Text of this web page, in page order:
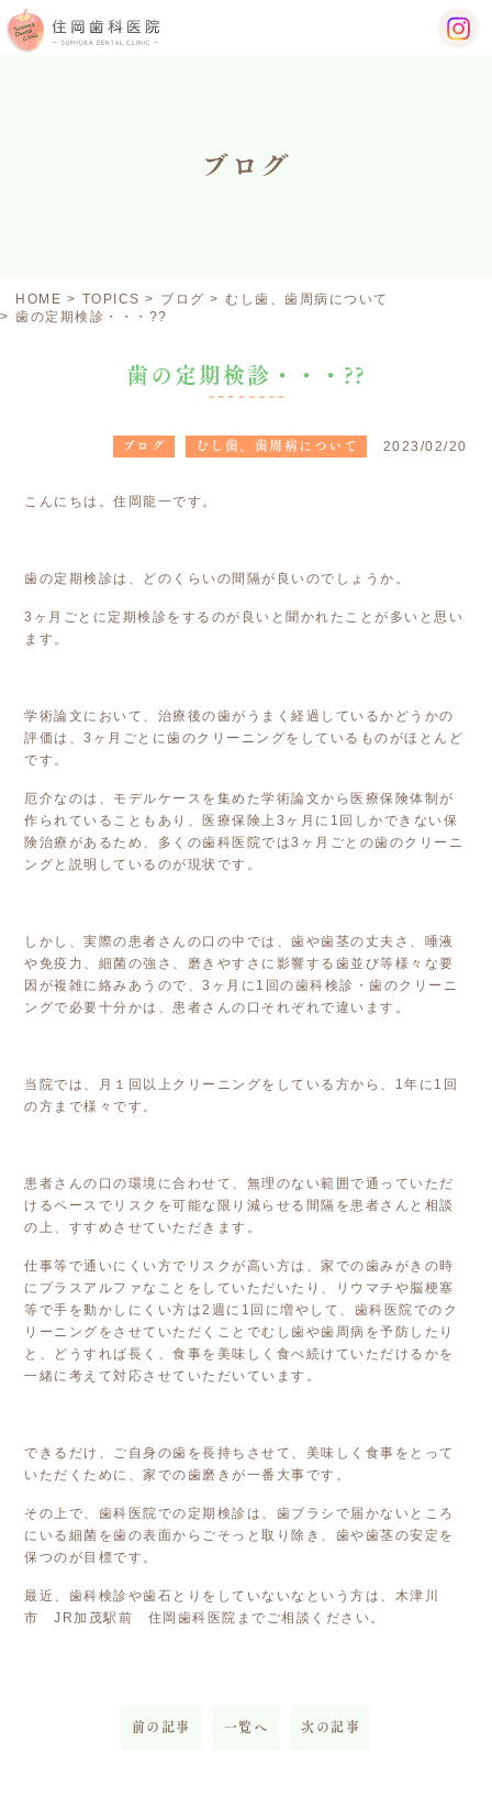
ブログ
HOME TOPICS ブログ
むし歯、歯周病について
歯の定期検診・・・??
歯の定期検診・・・??
ブログ むし歯、歯周病について 2023/02/20
こんにちは。住岡龍一です。
歯の定期検診は、どのくらいの間隔が良いのでしょうか。
3ヶ月ごとに定期検診をするのが良いと聞かれたことが多いと思い
ます。
学術論文において、治療後の歯がうまく経過しているかどうかの
評価は、3ヶ月ごとに歯のクリーニングをしているものがほとんど
です。
厄介なのは、モデルケースを集めた学術論文から医療保険体制が
作られていることもあり、医療保険上3ヶ月に1回しかできない保
険治療があるため、多くの歯科医院では3ヶ月ごとの歯のクリーニ
ングと説明しているのが現状です。
しかし、実際の患者さんの口の中では、歯や歯茎の丈夫さ、唾液
や免疫力、細菌の強さ、磨きやすさに影響する歯並び等様々な要
因が複雑に絡みあうので、3ヶ月に1回の歯科検診・歯のクリーニ
ングで必要十分かは、患者さんの口それぞれで違います。
当院では、月１回以上クリーニングをしている方から、1年に1回
の方まで様々です。
患者さんの口の環境に合わせて、無理のない範囲で通っていただ
けるペースでリスクを可能な限り減らせる間隔を患者さんと相談
の上、すすめさせていただきます。
仕事等で通いにくい方でリスクが高い方は、家での歯みがきの時
にプラスアルファなことをしていただいたり、リウマチや脳梗塞
等で手を動かしにくい方は2週に1回に増やして、歯科医院でのク
リーニングをさせていただくことでむし歯や歯周病を予防したり
と、どうすれば長く、食事を美味しく食べ続けていただけるかを
一緒に考えて対応させていただいています。
できるだけ、ご自身の歯を長持ちさせて、美味しく食事をとって
いただくために、家での歯磨きが一番大事です。
その上で、歯科医院での定期検診は、歯ブラシで届かないところ
にいる細菌を歯の表面からごそっと取り除き、歯や歯茎の安定を
保つのが目標です。
最近、歯科検診や歯石とりをしていないなという方は、木津川
市 JR加茂駅前 住岡歯科医院までご相談ください。
前の記事 一覧へ 次の記事